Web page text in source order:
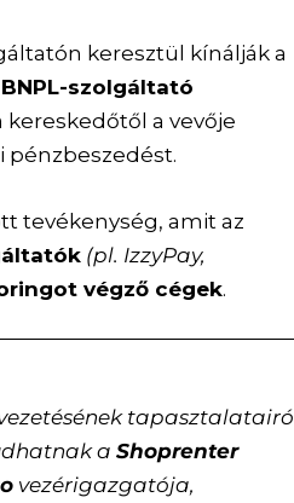
keresztül kínálják a
szolgáltató
kereskedőtől a vevője
pénzbeszedést.
tevékenység, amit az
(pl. IzzyPay,
végző cégek.
aShoprenter
vezérigazgatója,